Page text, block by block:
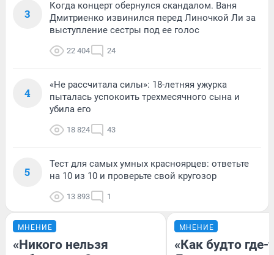
3
Когда концерт обернулся скандалом. Ваня
Дмитриенко извинился перед Линочкой Ли за
выступление сестры под ее голос
22 404 24
4
«Не рассчитала силы»: 18-летняя ужурка
пыталась успокоить трехмесячного сына и
убила его
18 824 43
5
Тест для самых умных красноярцев: ответьте
на 10 из 10 и проверьте свой кругозор
13 893 1
МНЕНИЕ
«Никого нельзя
МНЕНИЕ
«Как будто где-